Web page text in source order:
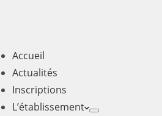
Accueil
Actualités
Inscriptions
L’établissement